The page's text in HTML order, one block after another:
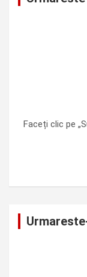
Faceți clic pe